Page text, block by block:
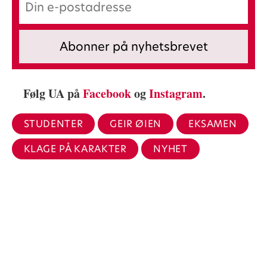
Følg UA påFacebookogInstagram.
STUDENTER GEIR ØIEN
EKSAMEN
KLAGE PÅ KARAKTER
NYHET